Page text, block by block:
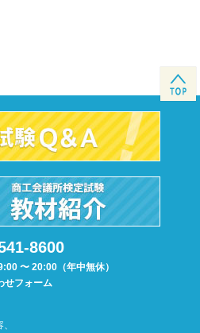
8600
〜 20:00（年中無休）
せフォーム